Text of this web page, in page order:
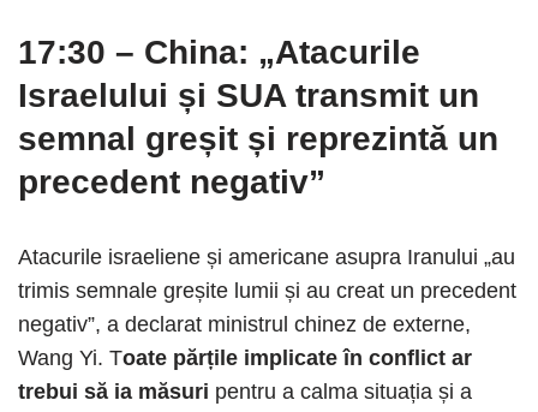
17:30 – China: „Atacurile
Israelului și SUA transmit un
semnal greșit și reprezintă un
precedent negativ”
Atacurile israeliene și americane asupra Iranului „au
trimis semnale greșite lumii și au creat un precedent
negativ”, a declarat ministrul chinez de externe,
Wang Yi. Toate părțile implicate în conflict ar
trebui să ia măsuri pentru a calma situația și a